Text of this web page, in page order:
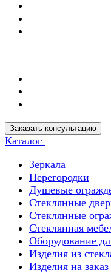
Заказать консультацию
Каталог
Зеркала
Перегородки
Душевые
Стеклянные
Стеклянные
Стеклянная
Оборудование
Изделия из
Изделия на заказ